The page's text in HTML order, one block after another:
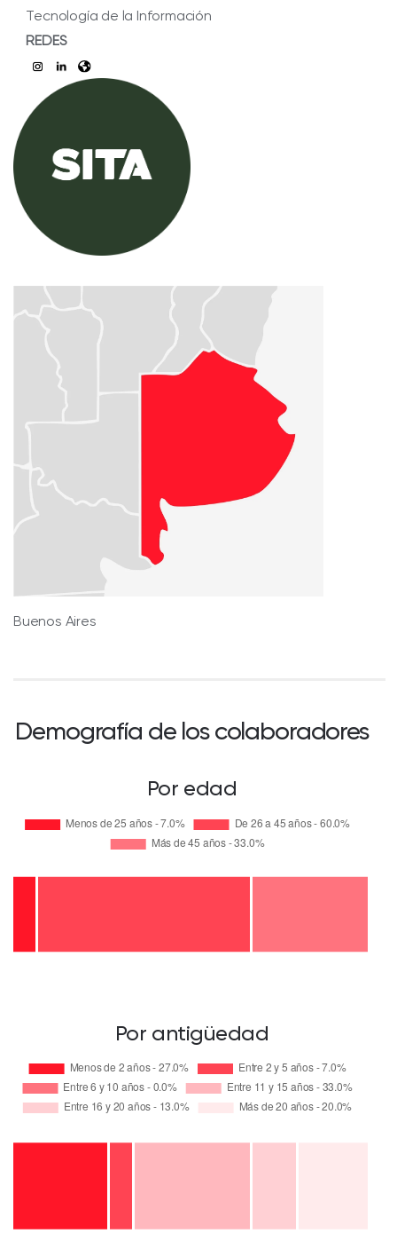
Tecnología de la Información
REDES
Buenos Aires
Demografía de los colaboradores
Por edad
Por antigüedad